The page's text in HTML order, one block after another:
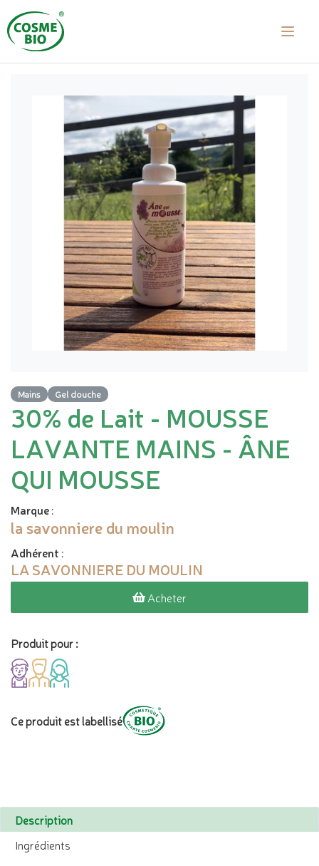
Mains Gel douche
30% de Lait - MOUSSE
LAVANTE MAINS - ÂNE
QUI MOUSSE
Marque:
la savonniere du moulin
Adhérent :
LA SAVONNIERE DU MOULIN
Acheter
Produit pour :
Ce produit est labellisé
Description
Ingrédients